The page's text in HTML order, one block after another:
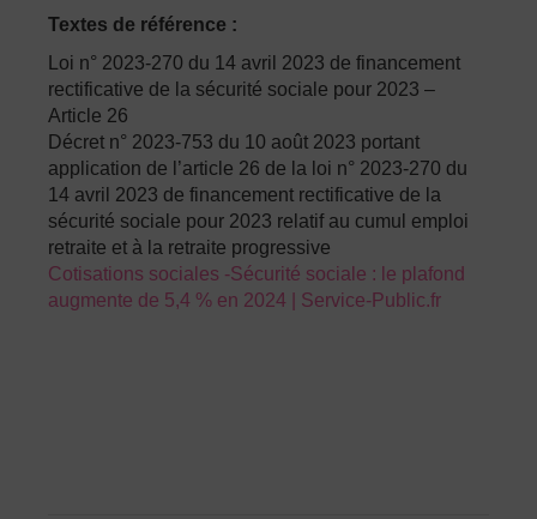
Textes de référence :
Loi n° 2023-270 du 14 avril 2023 de financement
rectificative de la sécurité sociale pour 2023 –
Article 26
Décret n° 2023-753 du 10 août 2023 portant
application de l’article 26 de la loi n° 2023-270 du
14 avril 2023 de financement rectificative de la
sécurité sociale pour 2023 relatif au cumul emploi
retraite et à la retraite progressive
Cotisations sociales -Sécurité sociale : le plafond
augmente de 5,4 % en 2024 | Service-Public.fr